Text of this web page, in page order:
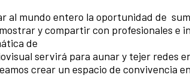
al mundo entero la oportunidad de
y compartir con profesionales e
de
servirá para aunar y tejer redes
crear un espacio de convivencia